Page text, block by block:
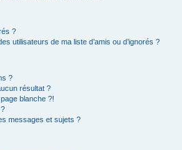
?
utilisateurs de ma liste d’amis ou d’ignorés ?
?
résultat ?
blanche ?!
messages et sujets ?